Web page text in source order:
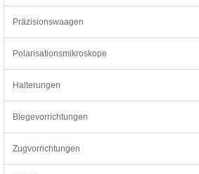
Präzisionswaagen
Polarisationsmikroskope
Halterungen
Biegevorrichtungen
Zugvorrichtungen